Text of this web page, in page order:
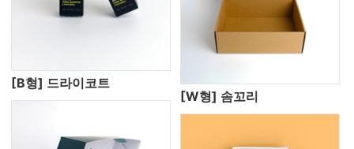
[B형] 드라이코트
[W형] 솜꼬리